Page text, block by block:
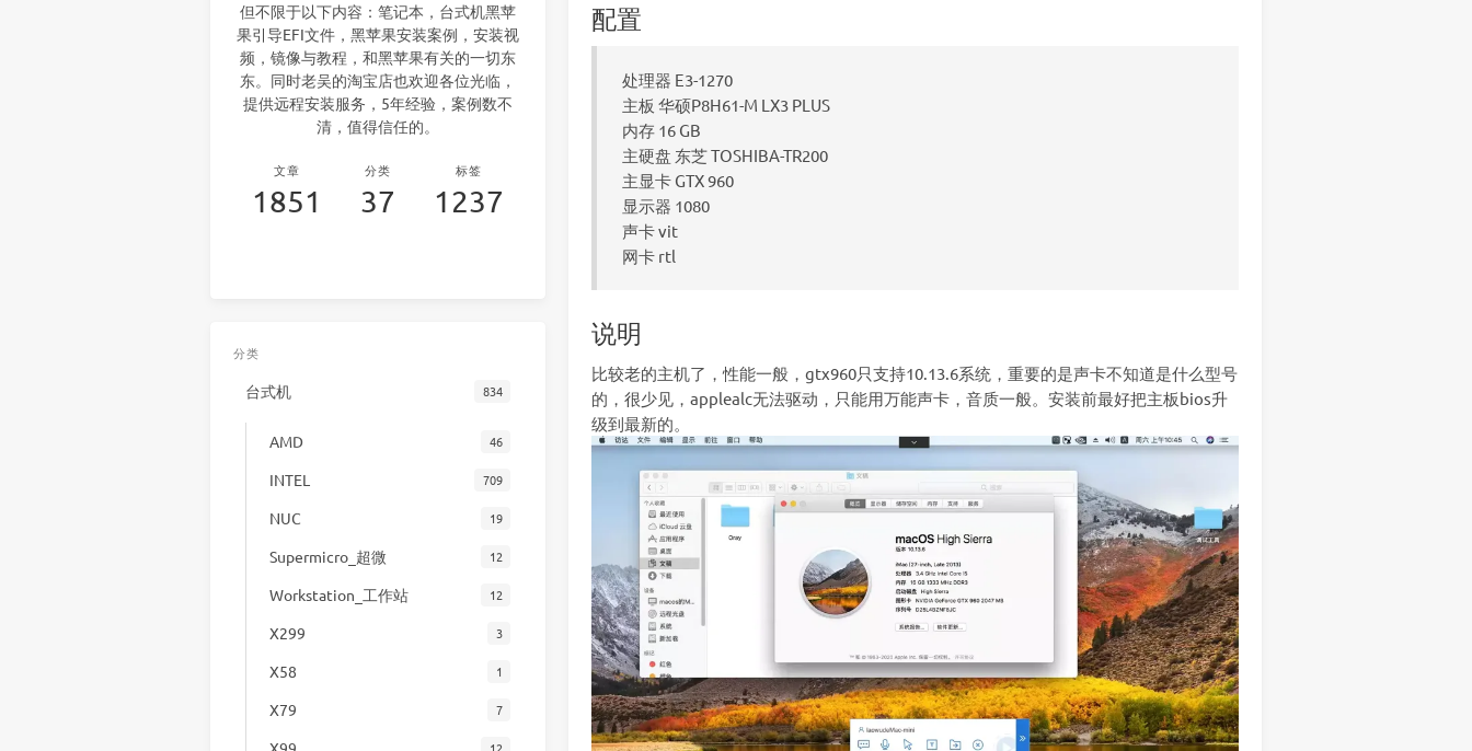
配置
处理器 E3-1270
主板 华硕P8H61-M LX3 PLUS
内存 16 GB
主硬盘 东芝 TOSHIBA-TR200
主显卡 GTX 960
显示器 1080
声卡 vit
网卡 rtl
说明
比较老的主机了，性能一般，gtx960只支持10.13.6系统，重要的是声卡不知道是什么型号
的，很少见，applealc无法驱动，只能用万能声卡，音质一般。安装前最好把主板bios升
级到最新的。
但不限于以下内容：笔记本，台式机黑苹
果引导EFI文件，黑苹果安装案例，安装视
频，镜像与教程，和黑苹果有关的一切东
东。同时老吴的淘宝店也欢迎各位光临，
提供远程安装服务，5年经验，案例数不
清，值得信任的。
文章
1851
分类
37
标签
1237
分类
台式机 834
AMD 46
INTEL 709
NUC 19
Supermicro_超微 12
Workstation_工作站 12
X299 3
X58 1
X79 7
12